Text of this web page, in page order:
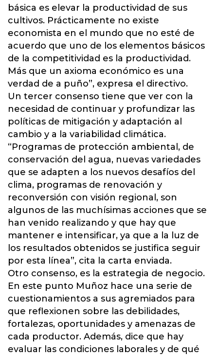
básica es elevar la productividad de sus
cultivos. Prácticamente no existe
economista en el mundo que no esté de
acuerdo que uno de los elementos básicos
de la competitividad es la productividad.
Más que un axioma económico es una
verdad de a puño”, expresa el directivo.
Un tercer consenso tiene que ver con la
necesidad de continuar y profundizar las
políticas de mitigación y adaptación al
cambio y a la variabilidad climática.
“Programas de protección ambiental, de
conservación del agua, nuevas variedades
que se adapten a los nuevos desafíos del
clima, programas de renovación y
reconversión con visión regional, son
algunos de las muchísimas acciones que se
han venido realizando y que hay que
mantener e intensificar, ya que a la luz de
los resultados obtenidos se justifica seguir
por esta línea”, cita la carta enviada.
Otro consenso, es la estrategia de negocio.
En este punto Muñoz hace una serie de
cuestionamientos a sus agremiados para
que reflexionen sobre las debilidades,
fortalezas, oportunidades y amenazas de
cada productor. Además, dice que hay
evaluar las condiciones laborales y de qué